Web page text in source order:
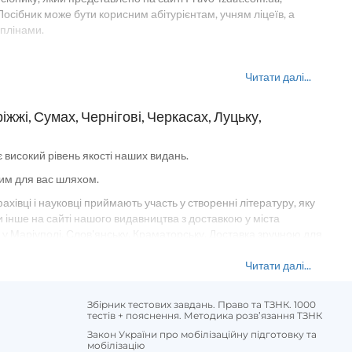
може бути корисним абітурієнтам, учням ліцеїв, а
підприємців. У нас ви знайдете різні навчальні посібники, а
для Вашої діяльності. «Право на вірність: Як поділити
Читати далі...
Сумах, Чернігові, Черкасах, Луцьку,
рівень якості наших видань.
для вас шляхом.
і науковці приймають участь у створенні літературу, яку
на сайті нашого видавництва з доставкою у міста
студентів і професіоналів. Асортимент нашого інтернет-
нас Ви знайдете конкурентні ціни (без накрутки); швидку
рік видання і актуальність наданої в змісті інформації.
Читати далі...
Збірник тестових завдань. Право та ТЗНК. 1000
тестів + пояснення. Методика розв’язання ТЗНК
Закон України про мобілізаційну підготовку та
мобілізацію